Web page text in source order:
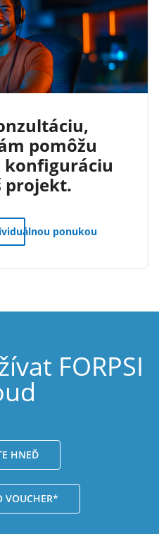
pomôžu
konfiguráciu
projekt.
ponukou
FORPSI
HNEĎ
VOUCHER*